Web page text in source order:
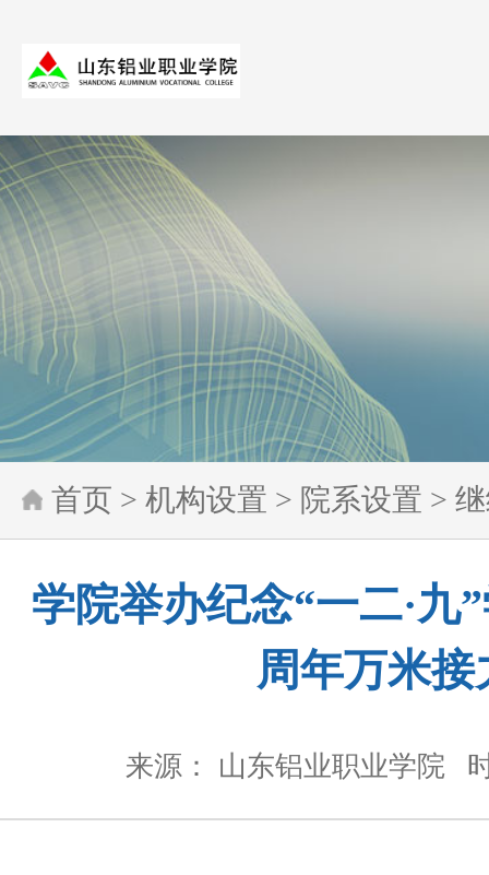
首页 > 机构设置 > 院系设置 >
学院举办纪念“一二·九
周年万米接
来源： 山东铝业职业学院